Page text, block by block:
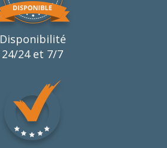
Disponibilité
24/24 et 7/7